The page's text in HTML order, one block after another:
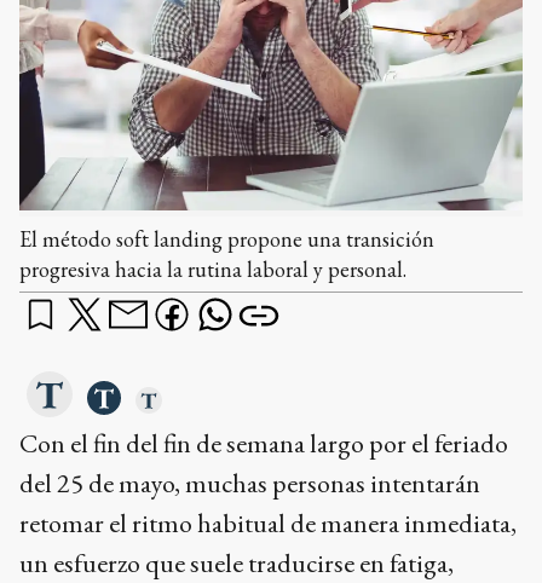
El método soft landing propone una transición
progresiva hacia la rutina laboral y personal.
Con el fin del fin de semana largo por el feriado
del 25 de mayo, muchas personas intentarán
retomar el ritmo habitual de manera inmediata,
un esfuerzo que suele traducirse en fatiga,